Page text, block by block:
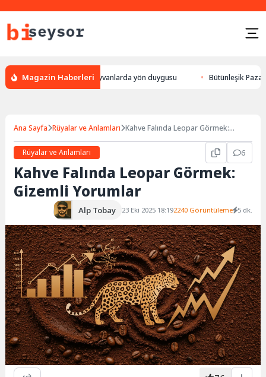
Magazin Haberleri
leylek yön bulması, hayvanlarda yön duygusu Bütünleşik
Ana Sayfa Rüyalar ve Anlamları Kahve Falında Leopar Görmek:
Rüyalar ve Anlamları
6
Kahve Falında Leopar Görmek:
Gizemli Yorumlar
Alp Tobay 23 Eki 2025 18:192240 Görüntüleme 5 dk.